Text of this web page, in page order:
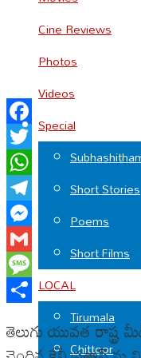
Cine Reviews
Photos
Videos
Special
Short Stories
Poems
Short Films
LOCAL
Tirumala
Chittoor
Facebook
Twitter
WhatsApp
Telegram
Messenger
Gmail
Message
తెలుగు యువత రాష్ట్ర